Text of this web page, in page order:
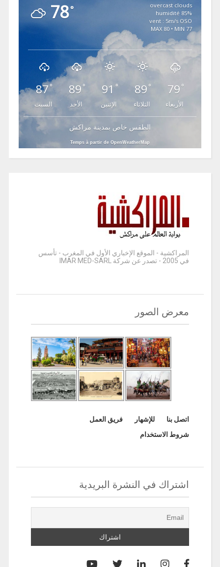
78°
overcast clouds
85% humidité
vent : 5m/s OSO
MAX 80 • MIN 77
87°
السبت
89 °
الأحد
91 °
الإثنين
89 °
الثلاثاء
79 °
الأربعاء
الطقس خاص بمدينة مراكش
Temps à partir de OpenWeatherMap
المراكشية - الموقع الإخباري الأول في المغرب - تأسس
في 2005 - تصدر عن شركة IMAR MED-SARL
معرض الصور
اتصل بنا للإشهار
فريق العمل
شروط الاستخدام
اشتراك في النشرة البريدية